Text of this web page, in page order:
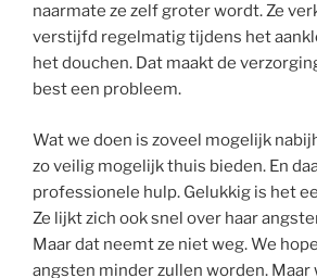
naarmate ze zelf groter wordt. Ze
verstijfd regelmatig tijdens het
het douchen. Dat maakt de
best een probleem.
Wat we doen is zoveel mogelijk
zo veilig mogelijk thuis bieden. En
professionele hulp. Gelukkig is het
Ze lijkt zich ook snel over haar
Maar dat neemt ze niet weg. We
angsten minder zullen worden. Maar